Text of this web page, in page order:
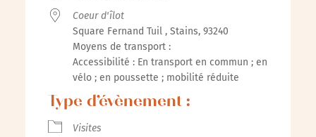
Coeur d'îlot
Square Fernand Tuil , Stains, 93240
Moyens de transport :
Accessibilité : En transport en commun ; en
vélo ; en poussette ; mobilité réduite
Type d’évènement :
Visites